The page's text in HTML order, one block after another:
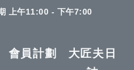
上午11:00 - 下午7:00
會員計劃
大匠夫日